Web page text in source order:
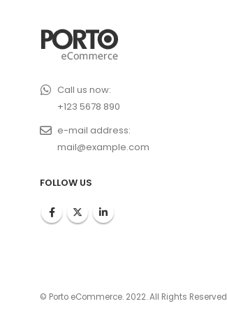
Call us now:
+123 5678 890
e-mail address:
mail@example.com
FOLLOW US
© Porto eCommerce. 2022. All Rights Reserved